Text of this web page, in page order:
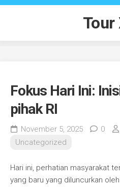
Skip
Tour
Fokus Hari Ini:
pihak RI
November 5, 2025 0
Uncategorized
Hari ini, perhatian masyarakat
yang baru yang diluncurkan